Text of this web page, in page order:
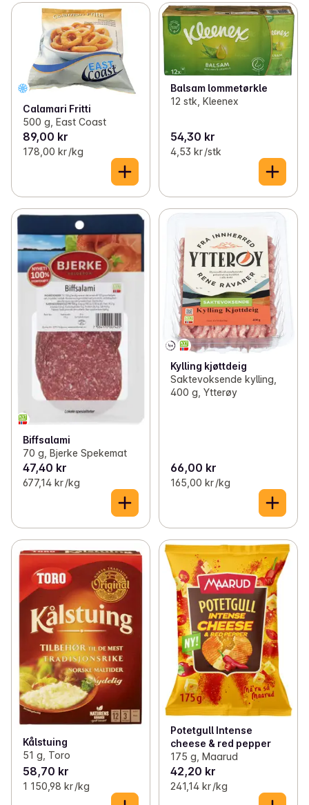
Calamari Fritti
500 g, East Coast
89,00 kr
178,00 kr /kg
Balsam lommetørkle
12 stk, Kleenex
54,30 kr
4,53 kr /stk
Biffsalami
70 g, Bjerke Spekemat
47,40 kr
677,14 kr /kg
Kylling kjøttdeig
Saktevoksende kylling,
400 g, Ytterøy
66,00 kr
165,00 kr /kg
Kålstuing
51 g, Toro
58,70 kr
1 150,98 kr /kg
Potetgull Intense
cheese & red pepper
175 g, Maarud
42,20 kr
241,14 kr /kg